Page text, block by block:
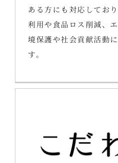
ある方にも対応してお
利用や食品ロス削減、
境保護や社会貢献活動
す。